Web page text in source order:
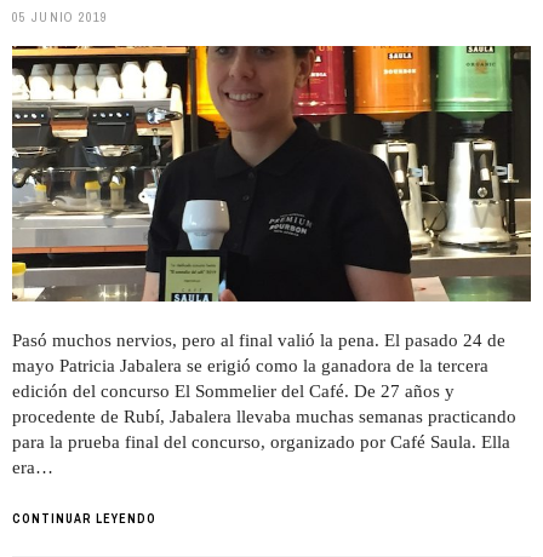
05 JUNIO 2019
Pasó muchos nervios, pero al final valió la pena. El pasado 24 de
mayo Patricia Jabalera se erigió como la ganadora de la tercera
edición del concurso El Sommelier del Café. De 27 años y
procedente de Rubí, Jabalera llevaba muchas semanas practicando
para la prueba final del concurso, organizado por Café Saula. Ella
era…
CONTINUAR LEYENDO